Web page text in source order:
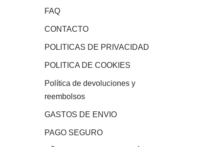
FAQ
CONTACTO
POLITICAS DE PRIVACIDAD
POLITICA DE COOKIES
Política de devoluciones y
reembolsos
GASTOS DE ENVIO
PAGO SEGURO